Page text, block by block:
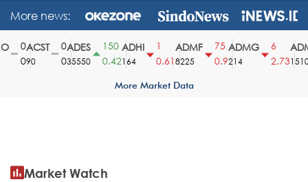
More news:
ACST
90
ADES
35550
150
0.42
ADHI
164
0.61
ADMF
8225
75
0.9
ADMG
214
2.731510
More Market Data
Market Watch